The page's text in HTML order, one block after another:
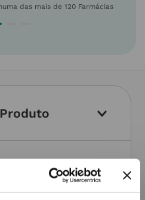
das mais de 120 Farmácias